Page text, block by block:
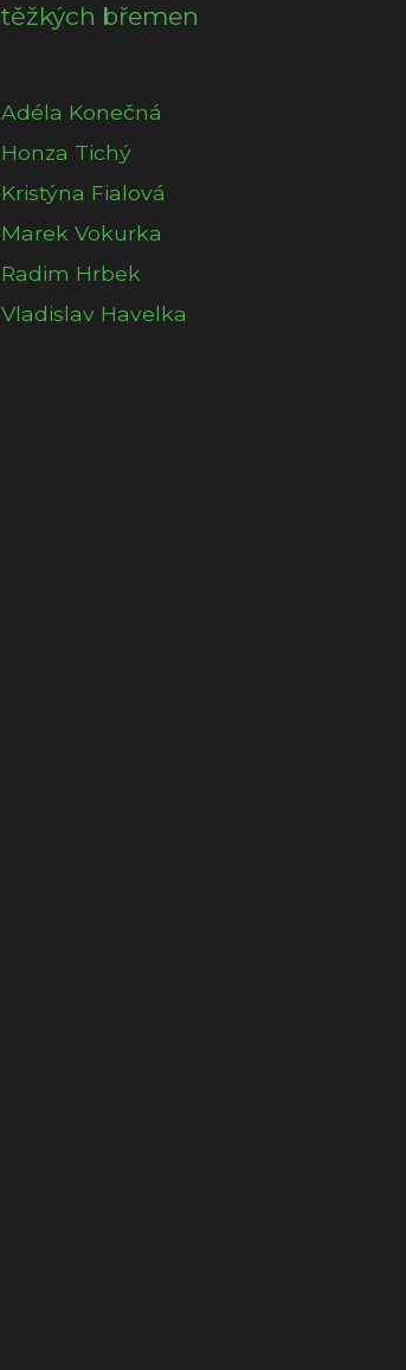
těžkých břemen
Adéla Konečná
Honza Tichý
Kristýna Fialová
Marek Vokurka
Radim Hrbek
Vladislav Havelka